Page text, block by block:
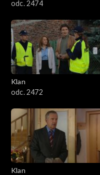
odc. 2474
Klan
odc. 2472
Klan